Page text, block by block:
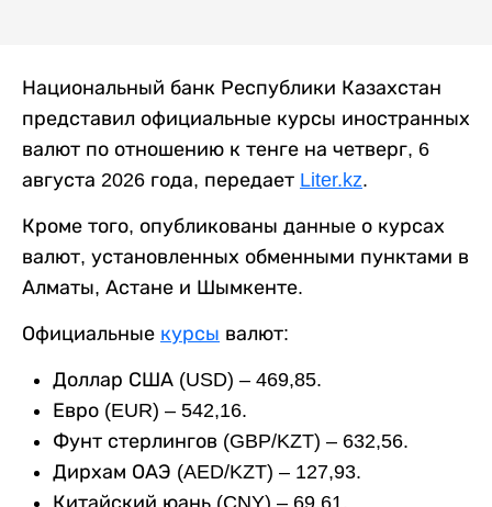
Национальный банк Республики Казахстан
представил официальные курсы иностранных
валют по отношению к тенге на четверг, 6
августа 2026 года, передает Liter.kz.
Кроме того, опубликованы данные о курсах
валют, установленных обменными пунктами в
Алматы, Астане и Шымкенте.
Официальные курсы валют:
Доллар США (USD) – 469,85.
Евро (EUR) – 542,16.
Фунт стерлингов (GBP/KZT) – 632,56.
Дирхам ОАЭ (AED/KZT) – 127,93.